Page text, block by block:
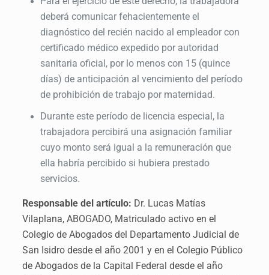
deberá comunicar fehacientemente el
diagnóstico del recién nacido al empleador con
certificado médico expedido por autoridad
sanitaria oficial, por lo menos con 15 (quince
días) de anticipación al vencimiento del período
de prohibición de trabajo por maternidad.
Durante este período de licencia especial, la
trabajadora percibirá una asignación familiar
cuyo monto será igual a la remuneración que
ella habría percibido si hubiera prestado
servicios.
Responsable del artículo: Dr. Lucas Matías
Vilaplana, ABOGADO, Matriculado activo en el
Colegio de Abogados del Departamento Judicial de
San Isidro desde el año 2001 y en el Colegio Público
de Abogados de la Capital Federal desde el año